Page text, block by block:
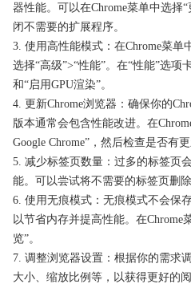
器性能。可以在Chrome菜单中选择
闭不需要的扩展程序。
3. 使用高性能模式：在Chrome菜单
选择“高级”>“性能”。在“性能”选项
和“启用GPU渲染”。
4. 更新Chrome浏览器：确保你的
版本通常会包含性能改进。在
Google Chrome”，然后检查是否有更
5. 减少标签页数量：过多的标签页
能。可以尝试将不需要的标签页删除
6. 使用无痕模式：无痕模式不会保
以节省内存并提高性能。在Chrome
览”。
7. 调整浏览器设置：根据你的需求
大小、缩放比例等，以获得更好的